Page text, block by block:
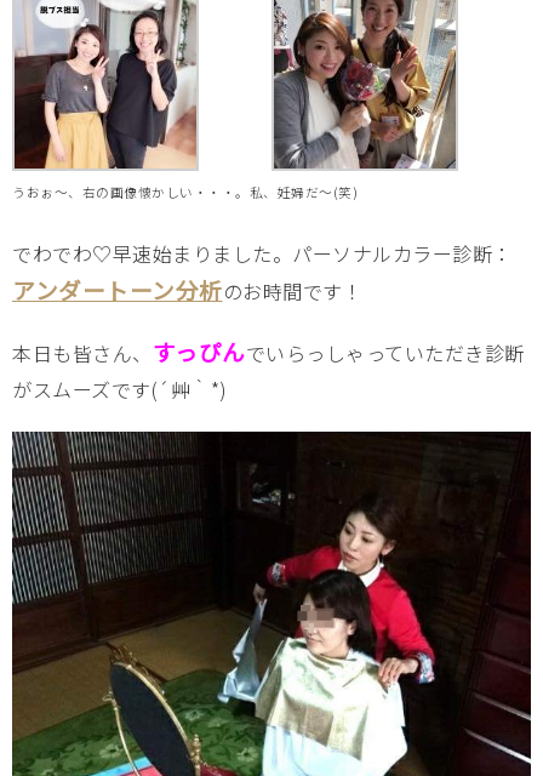
うおぉ～、右の画像懐かしい・・・。私、妊婦だ～(笑)
でわでわ♡早速始まりました。パーソナルカラー診断：
アンダートーン分析のお時間です！
本日も皆さん、 すっぴんでいらっしゃっていただき診断
がスムーズです(´艸｀*)